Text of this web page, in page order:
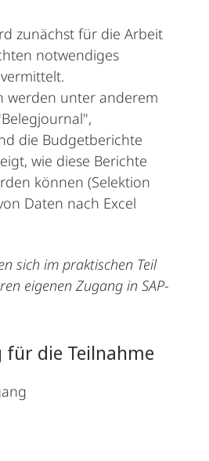
zunächst für die Arbeit
notwendiges
werden unter anderem
die Budgetberichte
wie diese Berichte
können (Selektion
Daten nach Excel
sich im praktischen Teil
eigenen Zugang in SAP-
für die Teilnahme